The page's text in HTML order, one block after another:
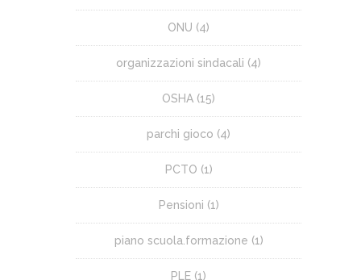
ONU (4)
organizzazioni sindacali (4)
OSHA (15)
parchi gioco (4)
PCTO (1)
Pensioni (1)
piano scuola.formazione (1)
PLE (1)